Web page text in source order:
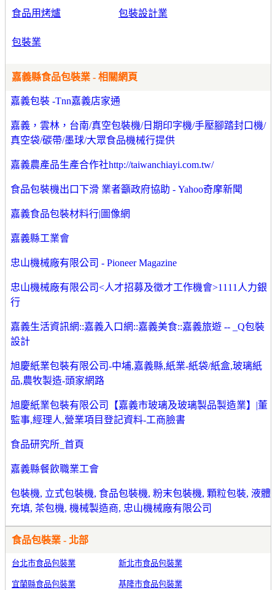
食品用烤爐 包裝設計業
包裝業
嘉義縣食品包裝業 - 相關網頁
嘉義包裝 -Tnn嘉義店家通
嘉義，雲林，台南/真空包裝機/日期印字機/手壓腳踏封口機/
真空袋/碳帶/墨球/大眾食品機械行提供
嘉義農產品生產合作社http://taiwanchiayi.com.tw/
食品包裝機出口下滑 業者籲政府協助 - Yahoo奇摩新聞
嘉義食品包裝材料行|圖像網
嘉義縣工業會
忠山機械廠有限公司 - Pioneer Magazine
忠山機械廠有限公司<人才招募及徵才工作機會>1111人力銀
行
嘉義生活資訊網::嘉義入口網::嘉義美食::嘉義旅遊 -- _Q包裝
設計
旭慶紙業包裝有限公司-中埔,嘉義縣,紙業-紙袋/紙盒,玻璃紙
品,農牧製造-頭家網路
旭慶紙業包裝有限公司【嘉義市玻璃及玻璃製品製造業】|董
監事,經理人,營業項目登記資料-工商臉書
食品研究所_首頁
嘉義縣餐飲職業工會
包裝機, 立式包裝機, 食品包裝機, 粉末包裝機, 顆粒包裝, 液體
充填, 茶包機, 機械製造商, 忠山機械廠有限公司
食品包裝業 - 北部
台北市食品包裝業 新北市食品包裝業
宜蘭縣食品包裝業 基隆市食品包裝業